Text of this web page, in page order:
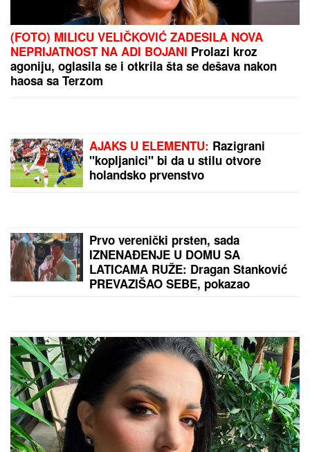
(VIDEO) JOVANA JEREMIĆ PREKINULA JUTARNJI
PROGRAMSvi misle da su ove brutalne reči
upućene Draganu: "Svima sam donela samo dobro"
ORBAN POSETIO TRUBAČKU
LEGENDUMađarski političar uživa
na Saboru trubača u Guči: Pozdravio
"KADA JE SHVATILA DA DOLAZI
KRAJ TO NAM JE TRAŽILA"
Pevačica se lavovski borila sa
karcinomom, pred smrt imala samo